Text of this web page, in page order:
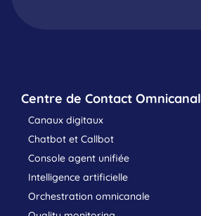
Centre de Contact Omnicanal
Canaux digitaux
Chatbot et Callbot
Console agent unifiée
Intelligence artificielle
Orchestration omnicanale